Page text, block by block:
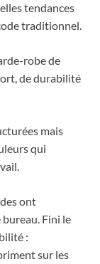
tendances
traditionnel.
robe de
de durabilité
mais
qui
ont
Fini le
:
sur les